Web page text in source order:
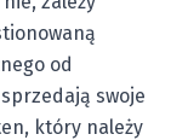
od
swoje
który należy